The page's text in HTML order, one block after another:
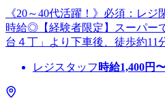
《20～40代活躍！》必須：レ
時給◎【経験者限定】スーパー
台４丁」より下車後、徒歩約11
レジスタッフ 時給1,400円